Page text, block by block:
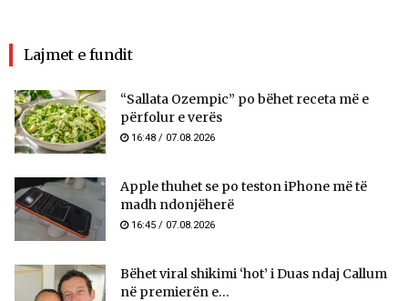
Lajmet e fundit
“Sallata Ozempic” po bëhet receta më e
përfolur e verës
16:48 / 07.08.2026
Apple thuhet se po teston iPhone më të
madh ndonjëherë
16:45 / 07.08.2026
Bëhet viral shikimi ‘hot’ i Duas ndaj Callum
në premierën e...